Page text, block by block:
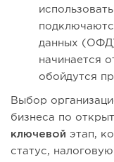
данных
начинается
обойдутся
Выбор
бизнеса по
ключевой этап,
статус,